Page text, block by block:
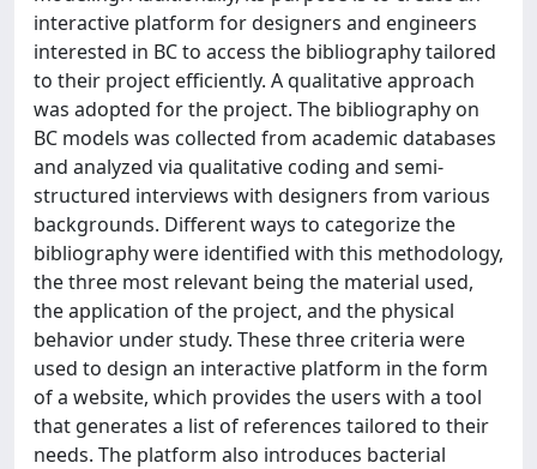
interactive platform for designers and engineers
interested in BC to access the bibliography tailored
to their project efficiently. A qualitative approach
was adopted for the project. The bibliography on
BC models was collected from academic databases
and analyzed via qualitative coding and semi-
structured interviews with designers from various
backgrounds. Different ways to categorize the
bibliography were identified with this methodology,
the three most relevant being the material used,
the application of the project, and the physical
behavior under study. These three criteria were
used to design an interactive platform in the form
of a website, which provides the users with a tool
that generates a list of references tailored to their
needs. The platform also introduces bacterial